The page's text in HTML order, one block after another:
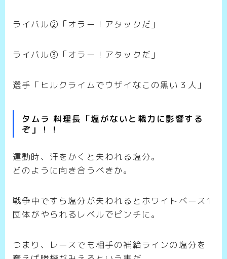
ライバル②「オラー！アタックだ」
ライバル③「オラー！アタックだ」
選手「ヒルクライムでウザイなこの黒い３人」
タムラ 料理長「塩がないと戦力に影響する
ぞ」！！
運動時、汗をかくと失われる塩分。
どのように向き合うべきか。
戦争中ですら塩分が失われるとホワイトベース1
団体がやられるレベルでピンチに。
つまり、レースでも相手の補給ラインの塩分を